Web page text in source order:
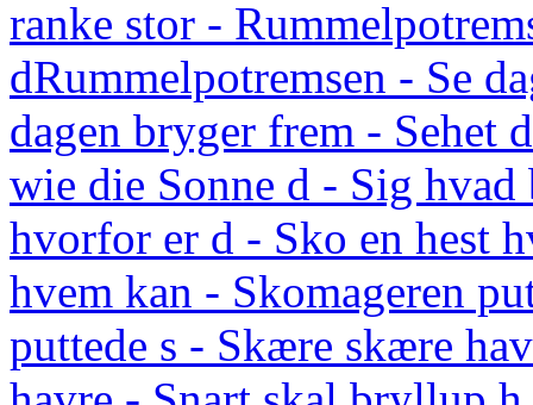
ranke stor -
dRummelpotremsen - Se
dagen bryger frem - Sehet
wie die Sonne d - Sig hvad
hvorfor er d - Sko en hest
hvem kan - Skomageren
puttede s - Skære skære